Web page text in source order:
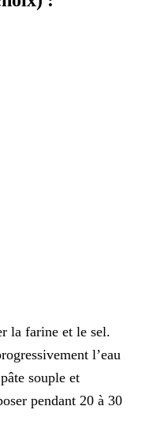
la farine et le sel.
l’eau
souple et
pendant 20 à 30